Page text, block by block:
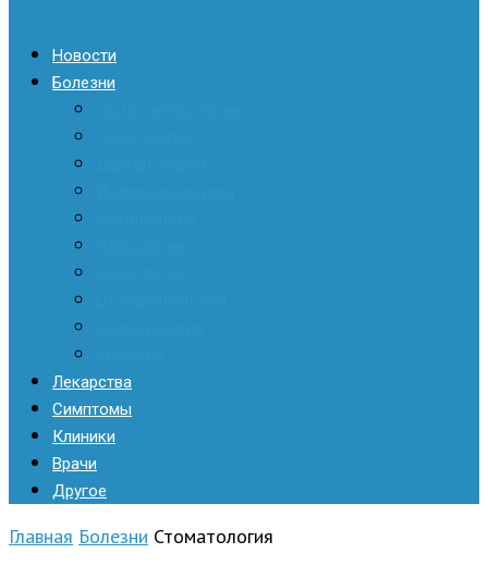
Новости
Болезни
Лекарства
Симптомы
Клиники
Врачи
Другое
Главная Болезни Стоматология